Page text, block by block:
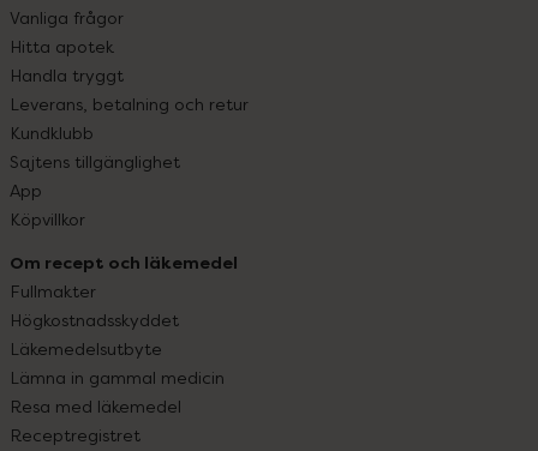
Vanliga frågor
Hitta apotek
Handla tryggt
Leverans, betalning och retur
Kundklubb
Sajtens tillgänglighet
App
Köpvillkor
Om recept och läkemedel
Fullmakter
Högkostnadsskyddet
Läkemedelsutbyte
Lämna in gammal medicin
Resa med läkemedel
Receptregistret